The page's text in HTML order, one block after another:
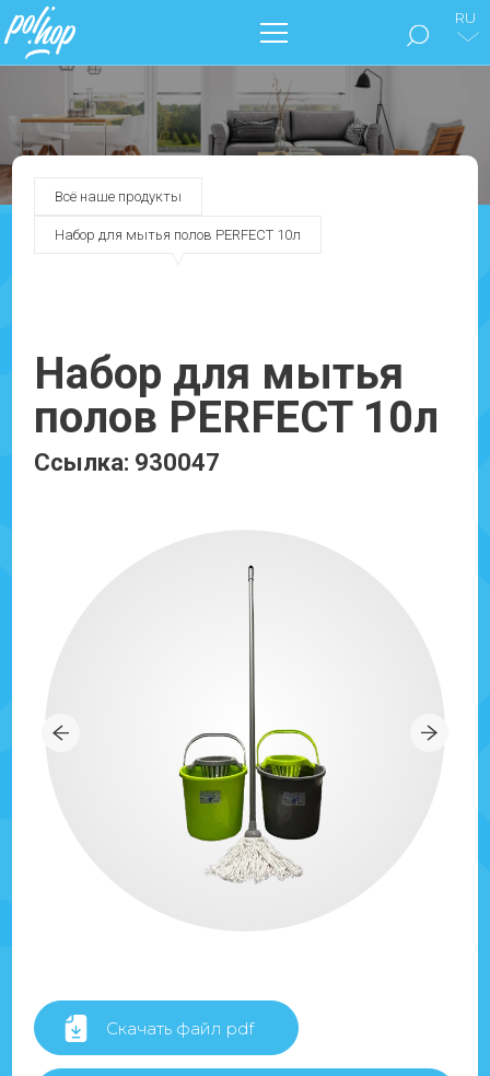
RU
БРЕНД POL’HOP
ПОЗАБОТЬТЕСЬ О СВОЕМ ДОМЕ
БЛОГ
СВЯЖИТЕСЬ С НАМИ !
Всё наше продукты
Набор для мытья полов PERFECT 10л
Набор для мытья
полов PERFECT 10л
Ссылка: 930047
Скачать файл pdf